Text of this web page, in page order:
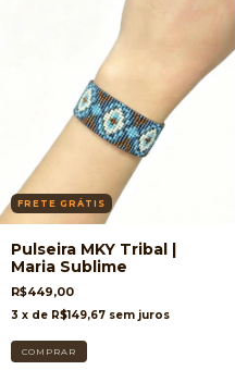
FRETE GRÁTIS
Pulseira MKY Tribal |
Maria Sublime
R$449,00
3 x de R$149,67 sem juros